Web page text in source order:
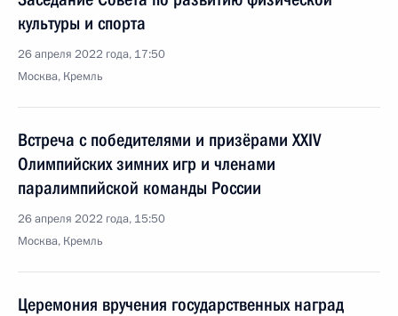
культуры и спорта
26 апреля 2022 года, 17:50
Москва, Кремль
Встреча с победителями и призёрами XXIV
Олимпийских зимних игр и членами
паралимпийской команды России
26 апреля 2022 года, 15:50
Москва, Кремль
Церемония вручения государственных наград